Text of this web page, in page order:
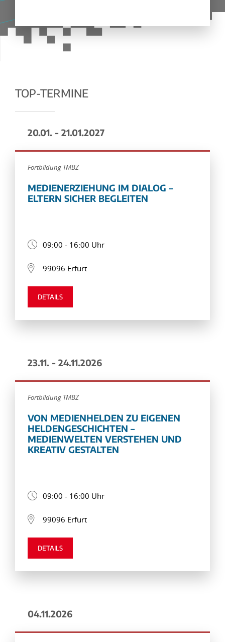
TOP-TERMINE
20.01. - 21.01.2027
Fortbildung TMBZ
MEDIENERZIEHUNG IM DIALOG –
ELTERN SICHER BEGLEITEN
09:00 - 16:00 Uhr
99096 Erfurt
DETAILS
23.11. - 24.11.2026
Fortbildung TMBZ
VON MEDIENHELDEN ZU EIGENEN
HELDENGESCHICHTEN –
MEDIENWELTEN VERSTEHEN UND
KREATIV GESTALTEN
09:00 - 16:00 Uhr
99096 Erfurt
DETAILS
04.11.2026